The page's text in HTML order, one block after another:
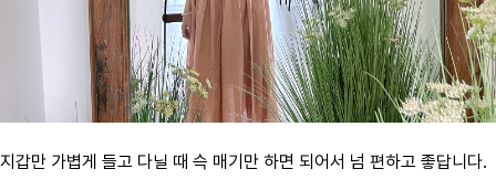
지갑만 가볍게 들고 다닐 때 슥 매기만 하면 되어서 넘 편하고 좋답니다.